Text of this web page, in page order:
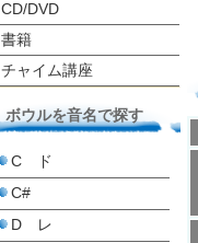
CD/DVD
書籍
チャイム講座
ボウルを音名で探す
C ド
C#
D レ